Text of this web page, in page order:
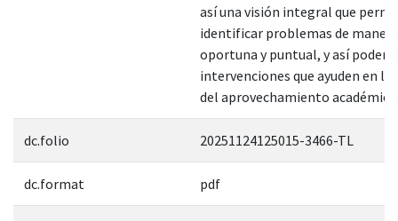
así una visión integral que
identificar problemas de manera
oportuna y puntual, y así poder
intervenciones que ayuden en la
del aprovechamiento
dc.folio 20251124125015-3466-TL
dc.format pdf